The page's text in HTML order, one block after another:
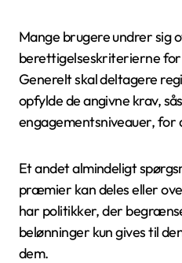
Mange brugere undrer sig
berettigelseskriterierne
Generelt skal deltagere
opfylde de angivne krav,
engagementsniveauer, for
Et andet almindeligt
præmier kan deles eller
har politikker, der
belønninger kun gives til
dem.